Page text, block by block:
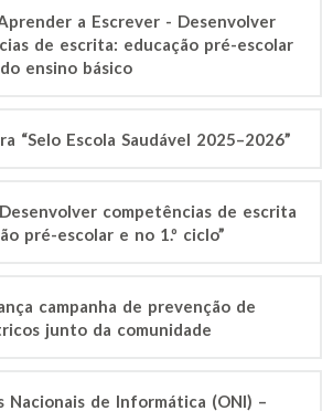
a Escrever - Desenvolver
de escrita: educação pré-escolar
ensino básico
“Selo Escola Saudável 2025–2026”
competências de escrita
pré-escolar e no 1.º ciclo”
campanha de prevenção de
junto da comunidade
Nacionais de Informática (ONI) –